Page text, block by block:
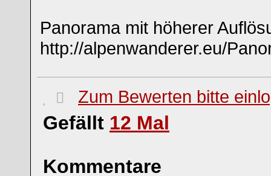
Panorama mit höherer
http://alpenwanderer.eu/
Zum Bewerten bitte
Gefällt 12 Mal
Kommentare